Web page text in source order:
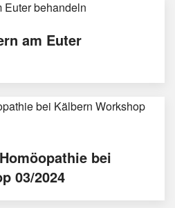
am Euter
bei
03/2024